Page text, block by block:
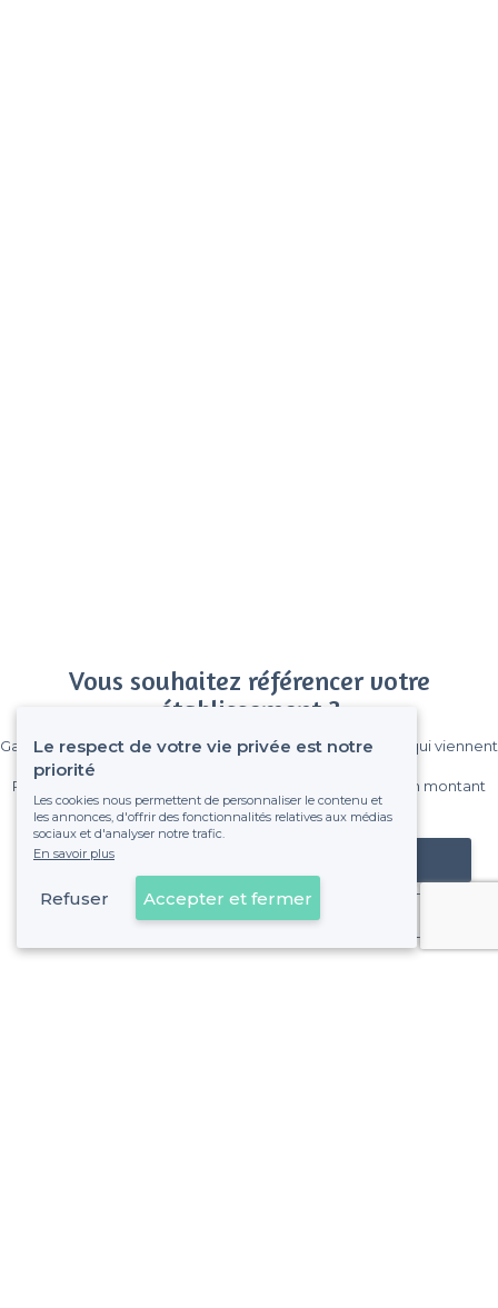
Vous souhaitez référencer votre
établissement ?
Gagnez de nombreux clients parmi le million de visiteurs qui viennent
Pas de commissions et sans engagement, vous payez un montant
fixe sans risque de voir déraper la facture.
Référencer mon établissement
Déjà client
Le respect de votre vie privée est notre
priorité
Les cookies nous permettent de personnaliser le contenu et
les annonces, d'offrir des fonctionnalités relatives aux médias
sociaux et d'analyser notre trafic.
En savoir plus
Refuser Accepter et fermer